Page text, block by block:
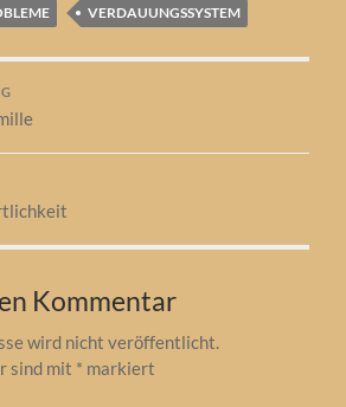
VERDAUUNGSSYSTEM
Kommentar
wird nicht veröffentlicht.
sind mit * markiert